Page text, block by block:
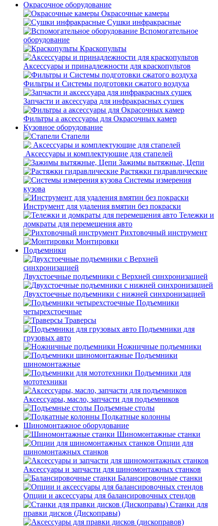
Окрасочное оборудование
Окрасочные камеры
Сушки инфракрасные
Вспомогательное
оборудование
Краскопульты
Аксессуары и принадлежности для краскопультов
Фильтры и Системы подготовки сжатого воздуха
Запчасти и аксессуара для инфракрасных сушек
Фильтры а аксессуары для Окрасочных камер
Кузовное оборудование
Стапели
Аксессуары и комплектующие для стапелей
Зажимы вытяжные, Цепи
Растяжки гидравлические
Системы измерения
кузова
Инструмент для удаления вмятин без покраски
Тележки и
домкраты для перемещения авто
Рихтовочный инструмент
Монтировки
Подъемники
Двухстоечные подъемники с Верхней синхронизацией
Двухстоечные подъемники с нижней синхронизацией
Подъемники
четырехстоечные
Траверсы
Подъемники для
грузовых авто
Ножничные подъемники
Подъемники
шиномонтажные
Подъемники для
мототехники
Аксессуары, масло, запчасти для подъемников
Подъемные столы
Подкатные колонны
Шиномонтажное оборудование
Шиномонтажные станки
Опции для
шиномонтажных станков
Аксессуары и запчасти для шиномонтажных станков
Балансировочные станки
Опции и аксессуары для балансировочных стендов
Станки для
правки дисков (Дископравы)